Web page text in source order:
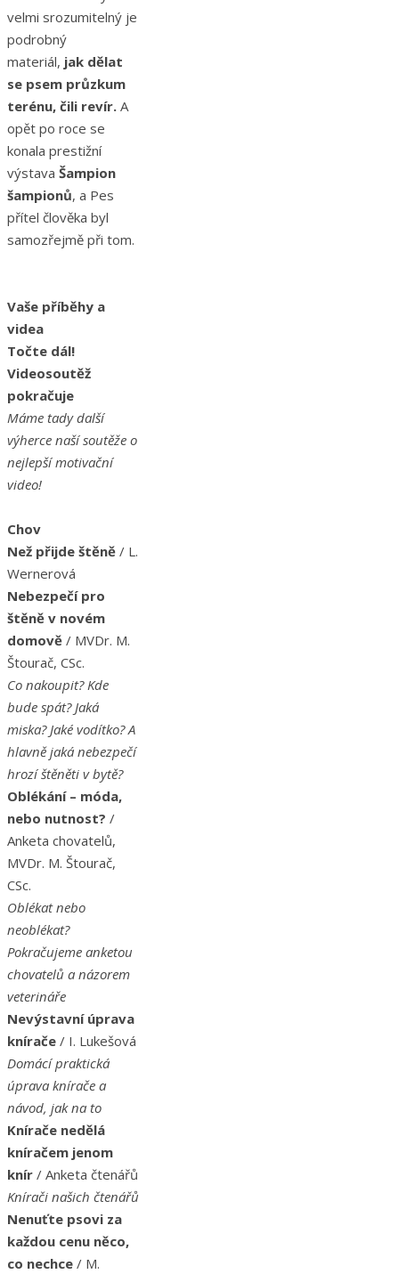
velmi srozumitelný je
podrobný
materiál, jak dělat
se psem průzkum
terénu, čili revír. A
opět po roce se
konala prestižní
výstava Šampion
šampionů, a Pes
přítel člověka byl
samozřejmě při tom.
Vaše příběhy a
videa
Točte dál!
Videosoutěž
pokračuje
Máme tady další
výherce naší soutěže o
nejlepší motivační
video!
Chov
Než přijde štěně / L.
Wernerová
Nebezpečí pro
štěně v novém
domově / MVDr. M.
Štourač, CSc.
Co nakoupit? Kde
bude spát? Jaká
miska? Jaké vodítko? A
hlavně jaká nebezpečí
hrozí štěněti v bytě?
Oblékání – móda,
nebo nutnost? /
Anketa chovatelů,
MVDr. M. Štourač,
CSc.
Oblékat nebo
neoblékat?
Pokračujeme anketou
chovatelů a názorem
veterináře
Nevýstavní úprava
knírače / I. Lukešová
Domácí praktická
úprava knírače a
návod, jak na to
Knírače nedělá
kníračem jenom
knír / Anketa čtenářů
Knírači našich čtenářů
Nenuťte psovi za
každou cenu něco,
co nechce / M.